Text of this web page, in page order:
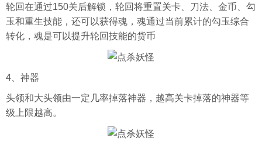
轮回在通过150关后解锁，轮回将重置关卡、刀法、金币、勾
玉和重生技能，还可以获得魂，魂通过当前累计的勾玉综合
转化，魂是可以提升轮回技能的货币
4、神器
头领和大头领由一定几率掉落神器，越高关卡掉落的神器等
级上限越高。